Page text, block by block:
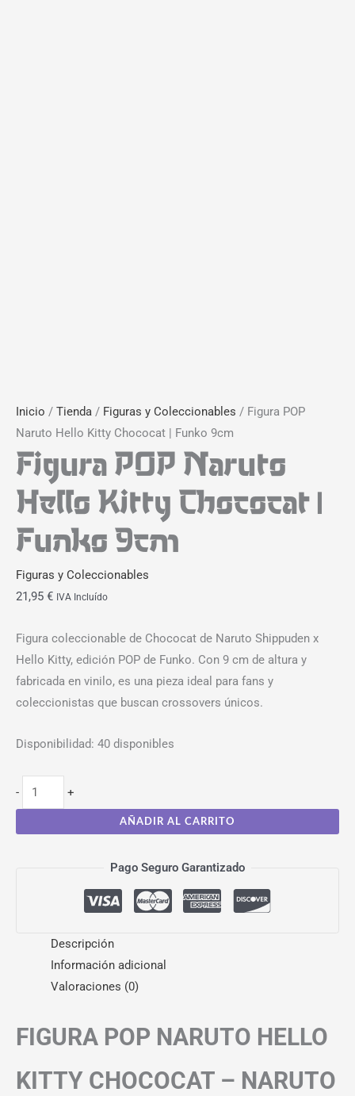
Inicio / Tienda / Figuras y Coleccionables / Figura POP
Naruto Hello Kitty Chococat | Funko 9cm
Figura POP Naruto
Hello Kitty Chococat |
Funko 9cm
Figuras y Coleccionables
21,95 € IVA Incluído
Figura coleccionable de Chococat de Naruto Shippuden x
Hello Kitty, edición POP de Funko. Con 9 cm de altura y
fabricada en vinilo, es una pieza ideal para fans y
coleccionistas que buscan crossovers únicos.
Disponibilidad: 40 disponibles
- +
AÑADIR AL CARRITO
Pago Seguro Garantizado
Descripción
Información adicional
Valoraciones (0)
FIGURA POP NARUTO HELLO
KITTY CHOCOCAT – NARUTO